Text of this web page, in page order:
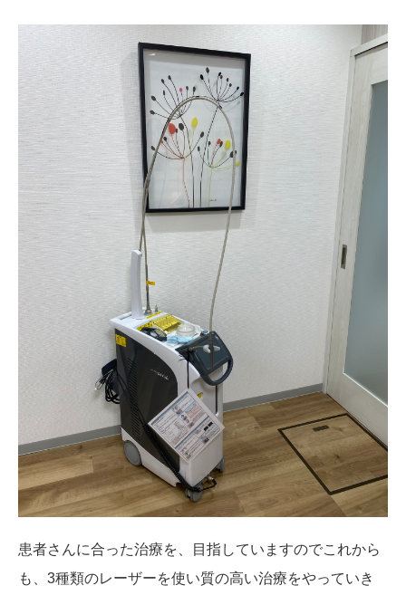
患者さんに合った治療を、目指していますのでこれから
も、3種類のレーザーを使い質の高い治療をやっていき